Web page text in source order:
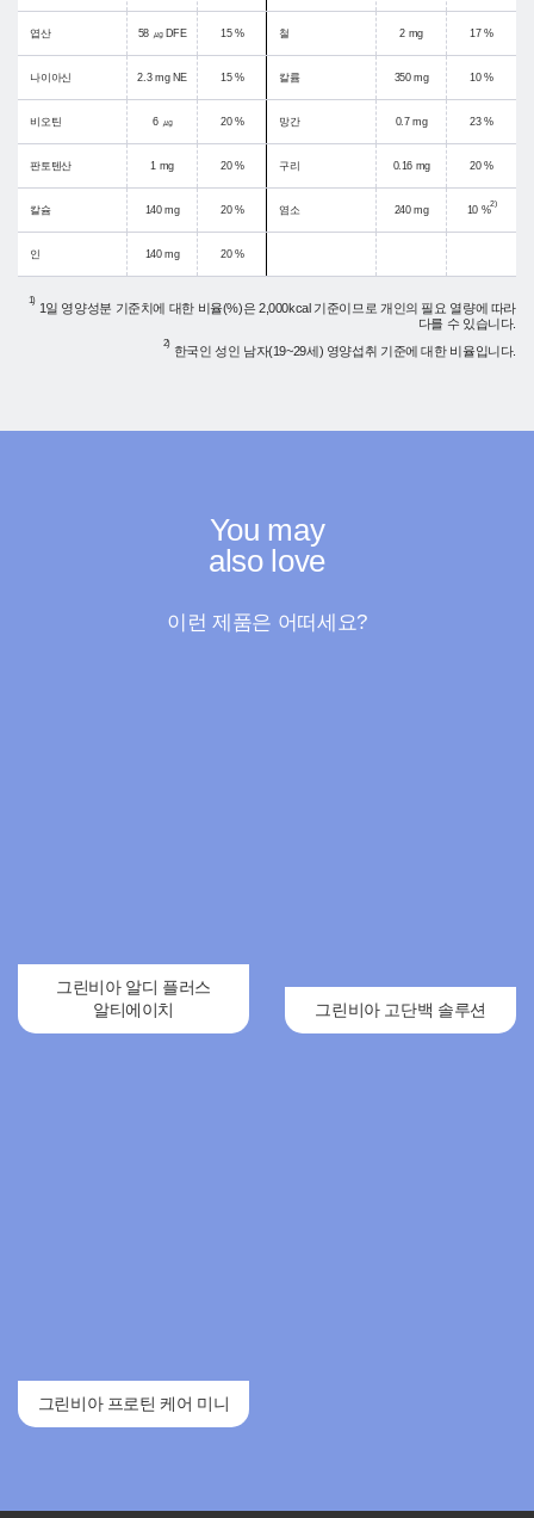
엽산 58 ㎍ DFE 15 %
나이아신 2.3 mg NE 15 %
비오틴 6 ㎍ 20 %
판토텐산 1 mg 20 %
칼슘 140 mg 20 %
인 140 mg 20 %
철 2 mg 17 %
칼륨 350 mg 10 %
망간 0.7 mg 23 %
구리 0.16 mg 20 %
염소 240 mg 10 %
2)
1)
1일 영양성분 기준치에 대한 비율(%)은 2,000kcal 기준이므로 개인의 필요 열량에 따라
다를 수 있습니다.
2)
한국인 성인 남자(19~29세) 영양섭취 기준에 대한 비율입니다.
You may
also love
이런 제품은 어떠세요?
그린비아 알디 플러스
알티에이치
그린비아 고단백 솔루션
그린비아 프로틴 케어 미니